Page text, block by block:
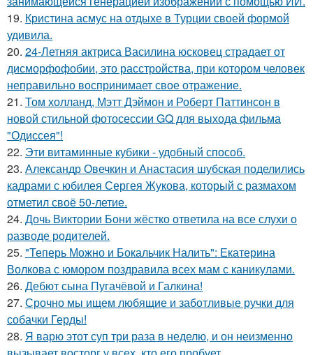
19. Кристина асмус на отдыхе в Турции своей формой
удивила.
20. 24-Летняя актриса Василина юсковец страдает от
дисморфофобии, это расстройства, при котором человек
неправильно воспринимает свое отражение.
21. Том холланд, Мэтт Дэймон и Роберт Паттинсон в
новой стильной фотосессии GQ для выхода фильма
"Одиссея"!
22. Эти витаминные кубики - удобный способ.
23. Александр Овечкин и Анастасия шубская поделились
кадрами с юбилея Сергея Жукова, который с размахом
отметил своё 50-летие.
24. Дочь Виктории Бони жёстко ответила на все слухи о
разводе родителей.
25. "Теперь Можно и Бокальчик Налить": Екатерина
Волкова с юмором поздравила всех мам с каникулами.
26. Дебют сына Пугачёвой и Галкина!
27. Срочно мы ищем любящие и заботливые ручки для
собачки Герды!
28. Я варю этот суп три раза в неделю, и он неизменно